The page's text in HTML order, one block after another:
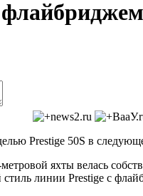
Prestige 50S в
метровой яхты велась
стиль линии Prestige с